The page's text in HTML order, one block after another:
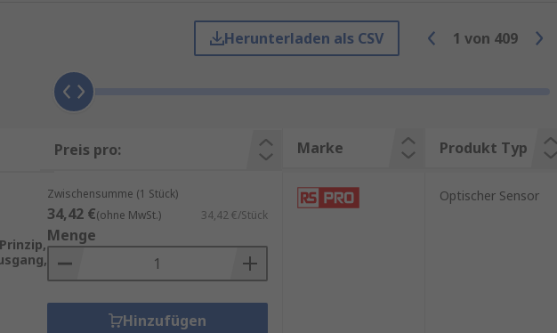
, Telemecanique Sensors
sowie zum Mindestbestellwert für eine
oderThermoelementeleitungen
Herunterladen als CSV 1 von 409
Preis pro: Marke Produkt Typ
Zwischensumme (1 Stück)
34,42 €(ohne MwSt.) 34,42 €/Stück
Menge
Hinzufügen
Optischer Sensor